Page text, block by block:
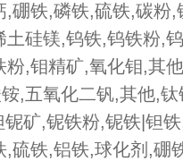
硼铁,磷铁,硫铁,碳粉,
硅镁,钨铁,钨铁粉,
,钼精矿,氧化钼,其
,五氧化二钒,其他,
矿,铌铁粉,铌铁|钽
硫铁,铝铁,球化剂,硼